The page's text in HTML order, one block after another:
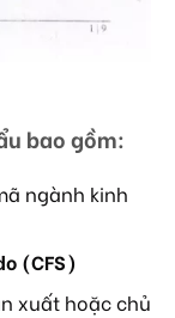
bao gồm:
ngành kinh
(CFS)
xuất hoặc chủ